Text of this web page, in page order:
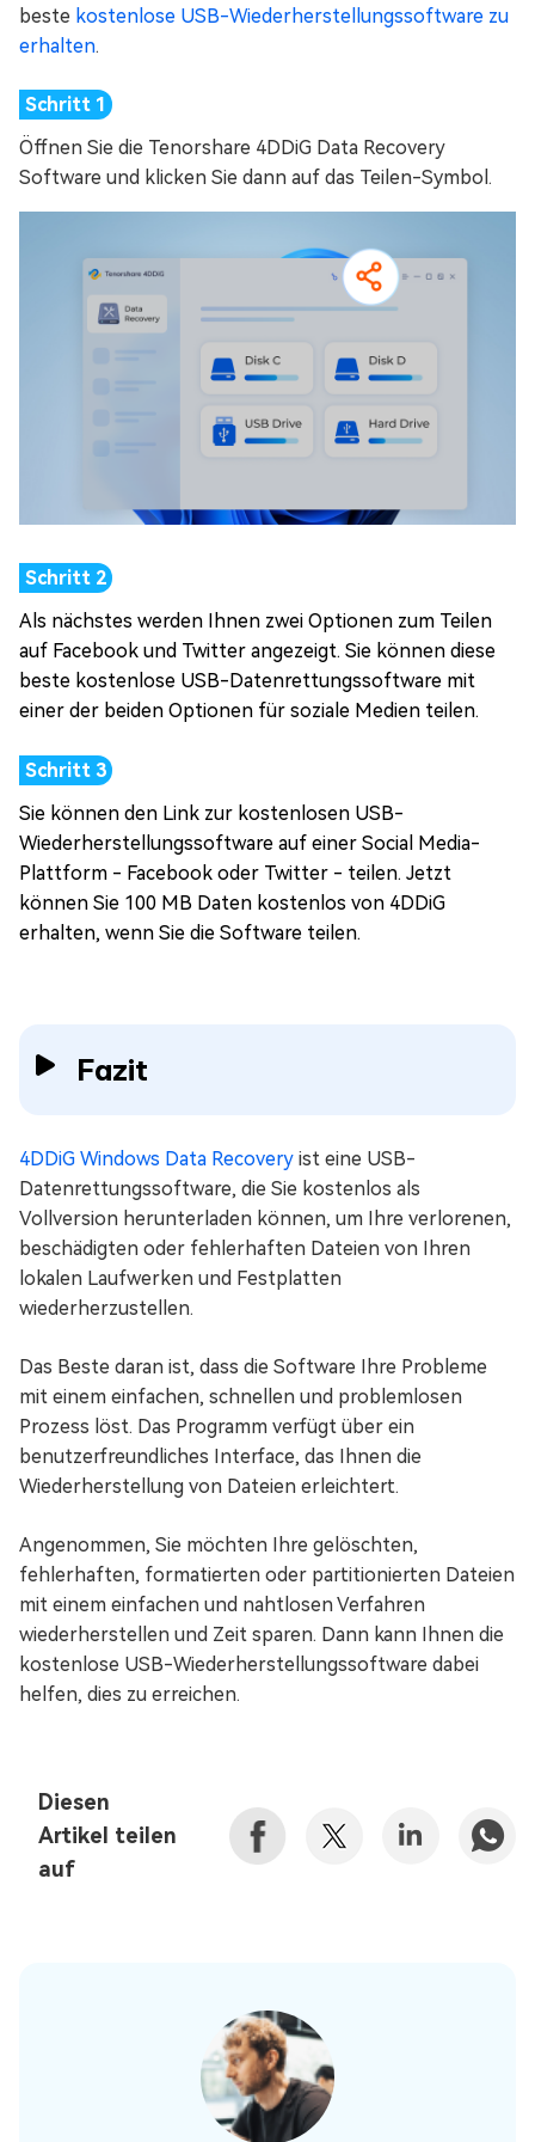
beste kostenlose USB-Wiederherstellungssoftware zu
erhalten.
Öffnen Sie die Tenorshare 4DDiG Data Recovery
Software und klicken Sie dann auf das Teilen-Symbol.
Als nächstes werden Ihnen zwei Optionen zum Teilen
auf Facebook und Twitter angezeigt. Sie können diese
beste kostenlose USB-Datenrettungssoftware mit
einer der beiden Optionen für soziale Medien teilen.
Sie können den Link zur kostenlosen USB-
Wiederherstellungssoftware auf einer Social Media-
Plattform - Facebook oder Twitter - teilen. Jetzt
können Sie 100 MB Daten kostenlos von 4DDiG
erhalten, wenn Sie die Software teilen.
Fazit
4DDiG Windows Data Recovery ist eine USB-
Datenrettungssoftware, die Sie kostenlos als
Vollversion herunterladen können, um Ihre verlorenen,
beschädigten oder fehlerhaften Dateien von Ihren
lokalen Laufwerken und Festplatten
wiederherzustellen.
Das Beste daran ist, dass die Software Ihre Probleme
mit einem einfachen, schnellen und problemlosen
Prozess löst. Das Programm verfügt über ein
benutzerfreundliches Interface, das Ihnen die
Wiederherstellung von Dateien erleichtert.
Angenommen, Sie möchten Ihre gelöschten,
fehlerhaften, formatierten oder partitionierten Dateien
mit einem einfachen und nahtlosen Verfahren
wiederherstellen und Zeit sparen. Dann kann Ihnen die
kostenlose USB-Wiederherstellungssoftware dabei
helfen, dies zu erreichen.
Diesen
Artikel teilen
auf